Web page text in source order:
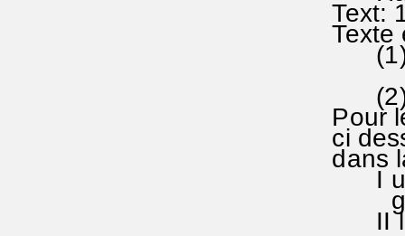
Text:
Texte
(1)
au
Pour
ci
dans
I un
II